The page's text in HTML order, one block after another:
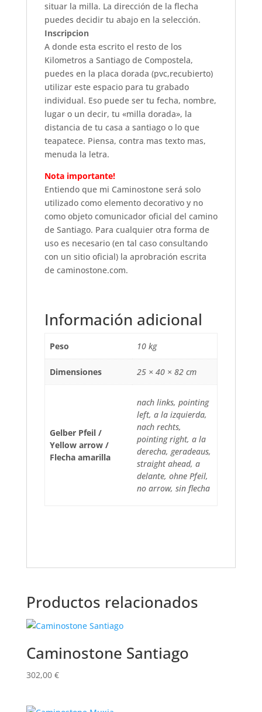
situar la milla. La dirección de la flecha
puedes decidir tu abajo en la selección.
Inscripcion
A donde esta escrito el resto de los
Kilometros a Santiago de Compostela,
puedes en la placa dorada (pvc,recubierto)
utilizar este espacio para tu grabado
individual. Eso puede ser tu fecha, nombre,
lugar o un decir, tu «milla dorada», la
distancia de tu casa a santiago o lo que
teapatece. Piensa, contra mas texto mas,
menuda la letra.
Nota importante!
Entiendo que mi Caminostone será solo
utilizado como elemento decorativo y no
como objeto comunicador oficial del camino
de Santiago. Para cualquier otra forma de
uso es necesario (en tal caso consultando
con un sitio oficial) la aprobración escrita
de caminostone.com.
Información adicional
Peso 10 kg
Dimensiones 25 × 40 × 82 cm
Gelber Pfeil /
Yellow arrow /
Flecha amarilla
nach links, pointing
left, a la izquierda,
nach rechts,
pointing right, a la
derecha, geradeaus,
straight ahead, a
delante, ohne Pfeil,
no arrow, sin flecha
Productos relacionados
Caminostone Santiago
302,00 €